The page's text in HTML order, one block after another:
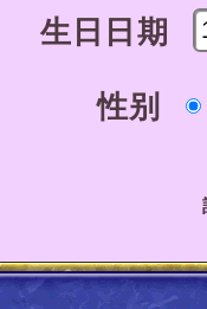
生日日期
性别